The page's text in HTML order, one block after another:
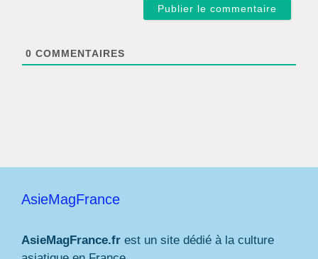
0 COMMENTAIRES
AsieMagFrance
AsieMagFrance.fr est un site dédié à la culture